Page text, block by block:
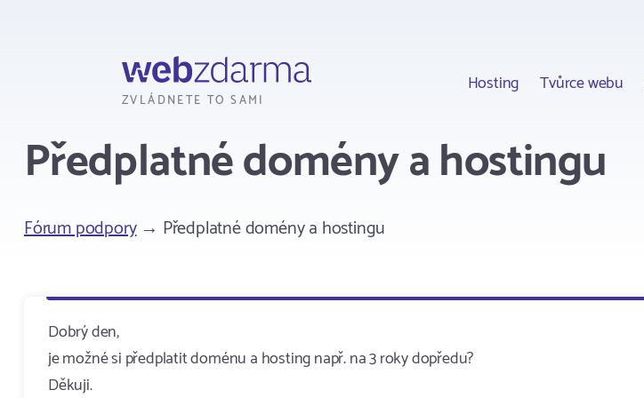
ZVLÁDNETE TO SAMI
Hosting Tvůrce webu
Předplatné domény a hostingu
Fórum podpory→ Předplatné domény a hostingu
Dobrý den,
je možné si předplatit doménu a hosting např. na 3 roky dopředu?
Děkuji.